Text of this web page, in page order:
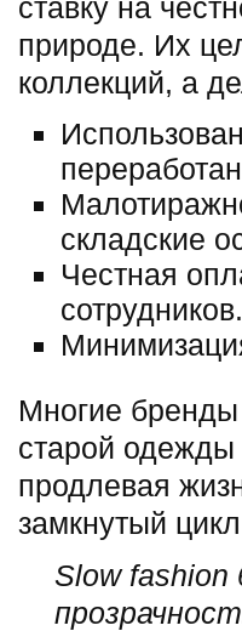
ставку на
природе. Их
коллекций, а
складские
Честная
сотрудников.
Многие
старой одежды
продлевая
замкнутый
Slow